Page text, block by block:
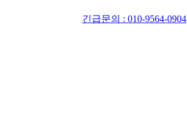
긴급문의 : 010-9564-0904